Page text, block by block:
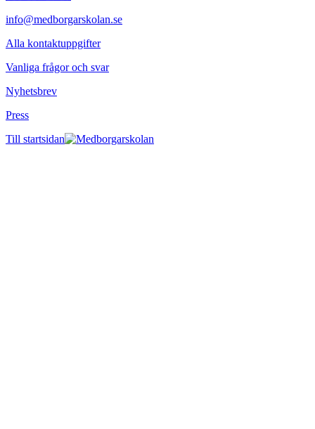
info@medborgarskolan.se
Alla kontaktuppgifter
Vanliga frågor och svar
Nyhetsbrev
Press
Till startsidan